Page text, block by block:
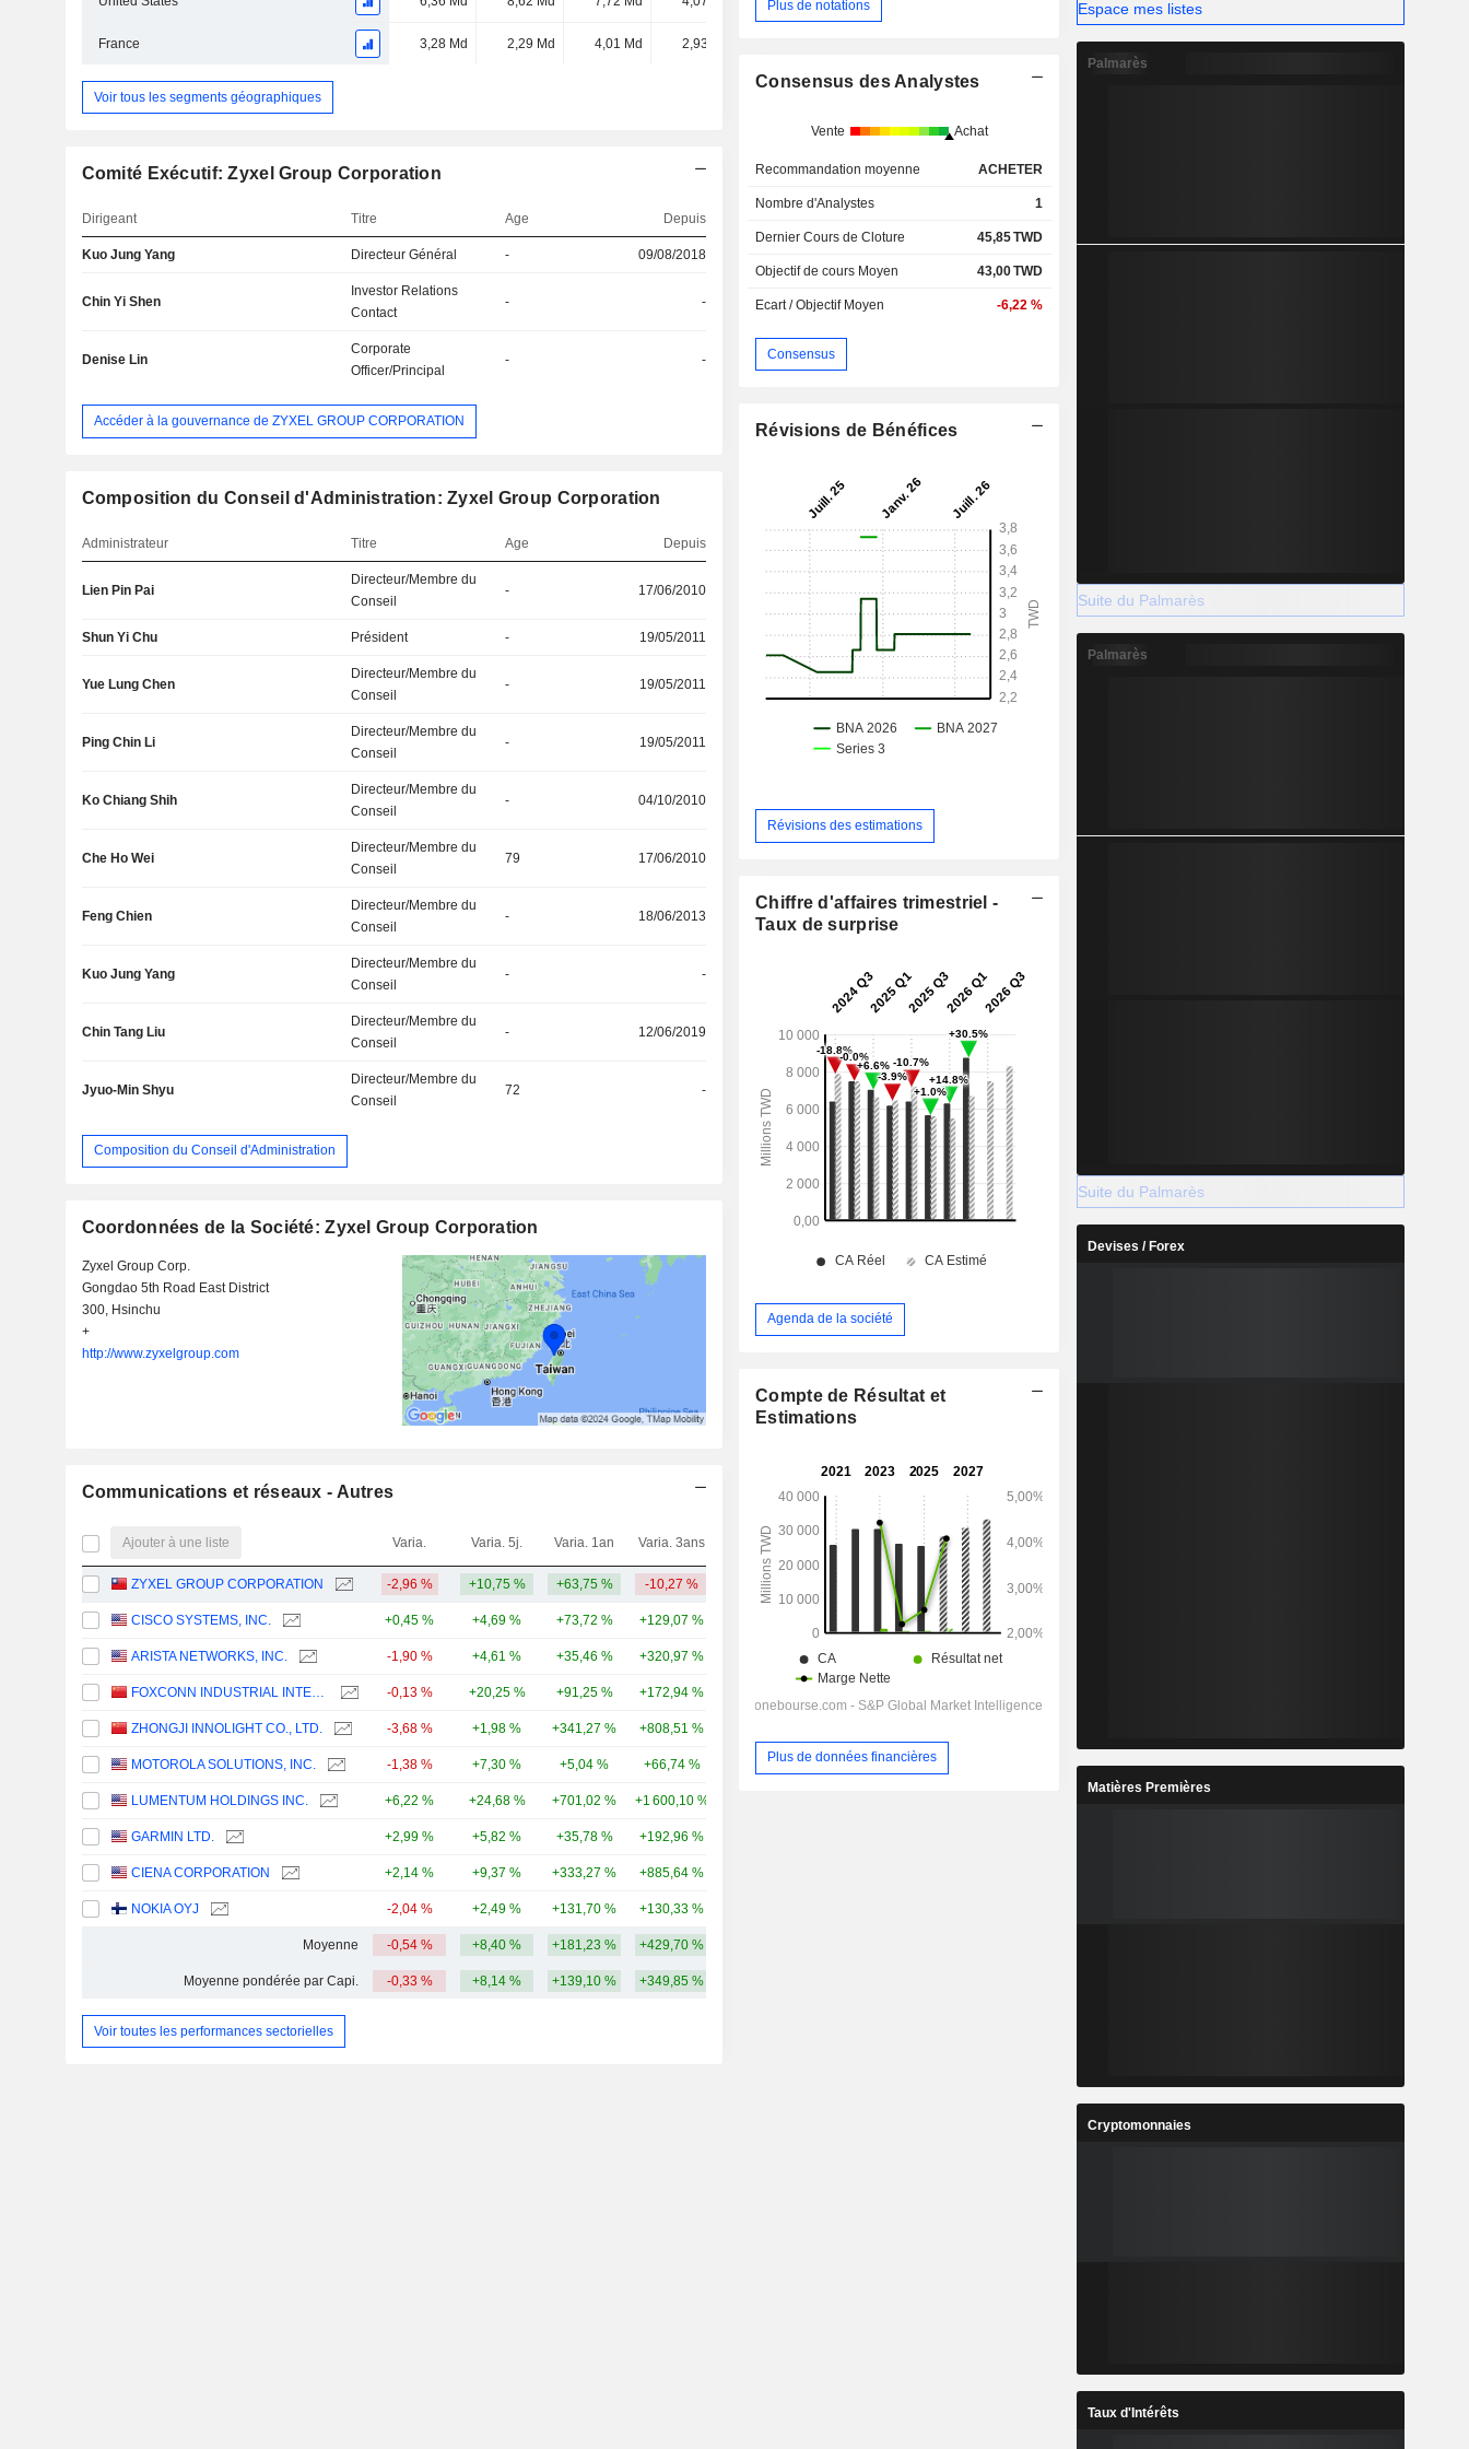
France 3,28 Md 2,29 Md 4,01 Md 2,93 Md
Voir tous les segments géographiques
Comité Exécutif: Zyxel Group Corporation
Dirigeant Titre Age Depuis
Kuo Jung Yang Directeur Général - 09/08/2018
Chin Yi Shen
Investor Relations
Contact
- -
Denise Lin
Corporate
Officer/Principal
- -
Accéder à la gouvernance de ZYXEL GROUP CORPORATION
Composition du Conseil d'Administration: Zyxel Group Corporation
Administrateur Titre Age Depuis
Lien Pin Pai
Directeur/Membre du
Conseil
- 17/06/2010
Shun Yi Chu Président - 19/05/2011
Yue Lung Chen
Directeur/Membre du
Conseil
- 19/05/2011
Ping Chin Li
Directeur/Membre du
Conseil
- 19/05/2011
Ko Chiang Shih
Directeur/Membre du
Conseil
- 04/10/2010
Che Ho Wei
Directeur/Membre du
Conseil
79 17/06/2010
Feng Chien
Directeur/Membre du
Conseil
- 18/06/2013
Kuo Jung Yang
Directeur/Membre du
Conseil
- -
Chin Tang Liu
Directeur/Membre du
Conseil
- 12/06/2019
Jyuo-Min Shyu
Directeur/Membre du
Conseil
72 -
Composition du Conseil d'Administration
Coordonnées de la Société: Zyxel Group Corporation
Zyxel Group Corp.
Gongdao 5th Road East District
300, Hsinchu
+
http://www.zyxelgroup.com
Communications et réseaux - Autres
Ajouter à une liste Varia. Varia. 5j. Varia. 1an Varia. 3ans Capi.($)
ZYXEL GROUP CORPORATION -2,96 % +10,75 % +63,75 % -10,27 % 579 M
CISCO SYSTEMS, INC. +0,45 % +4,69 % +73,72 % +129,07 %
ARISTA NETWORKS, INC. -1,90 % +4,61 % +35,46 % +320,97 % 238 Md
FOXCONN INDUSTRIAL INTERNET CO., LTD. -0,13 % +20,25 % +91,25 % +172,94 %
ZHONGJI INNOLIGHT CO., LTD. -3,68 % +1,98 % +341,27 % +808,51 %
MOTOROLA SOLUTIONS, INC. -1,38 % +7,30 % +5,04 % +66,74 % 77,38 Md
LUMENTUM HOLDINGS INC. +6,22 % +24,68 % +701,02 % +1 600,10 %
GARMIN LTD. +2,99 % +5,82 % +35,78 % +192,96 %
CIENA CORPORATION +2,14 % +9,37 % +333,27 % +885,64 %
NOKIA OYJ -2,04 % +2,49 % +131,70 % +130,33 %
Moyenne -0,54 % +8,40 % +181,23 % +429,70 %
Moyenne pondérée par Capi. -0,33 % +8,14 % +139,10 % +349,85 %
Voir toutes les performances sectorielles
Plus de notations
Consensus des Analystes
Vente Achat
Recommandation moyenne ACHETER
Nombre d'Analystes 1
Dernier Cours de Cloture 45,85TWD
Objectif de cours Moyen 43,00TWD
Ecart / Objectif Moyen -6,22 %
Consensus
Révisions de Bénéfices
Révisions des estimations
Chiffre d'affaires trimestriel -
Taux de surprise
Agenda de la société
Compte de Résultat et
Estimations
Plus de données financières
Espace mes listes
Palmarès
Suite du Palmarès
Palmarès
Suite du Palmarès
Devises / Forex
Matières Premières
Cryptomonnaies
Taux d'Intérêts